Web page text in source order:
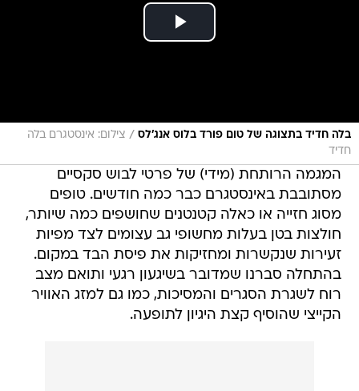
בלה חדיד בתצוגה של טום פורד בלוס אנג'לס / צילום: אינסטגרם בלה
חדיד
המגמה הרותחת (מידי) של פרטי לבוש סקסיים
מסתובבת באינסטגרם כבר כמה חודשים. טופים
מסוג חזייה או כאלה קטנטנים שחושפים כמה שיותר,
חולצות בטן בעלות מחשופי גב עצומים לצד מפיות
זעירות שנקשרות ומחזיקות את פיסת הבד במקום.
בהתחלה סברנו שמדובר בשיגעון רגעי ותואם מצב
רוח לשגרת הסגרים והמסיכות, כמו גם למזג האוויר
הקייצי שהוסיף קצת היגיון לתופעה.